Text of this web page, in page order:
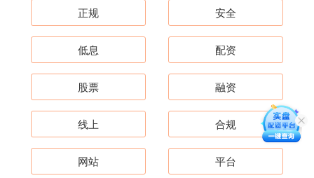
正规 安全
低息 配资
股票 融资
线上 合规
网站 平台